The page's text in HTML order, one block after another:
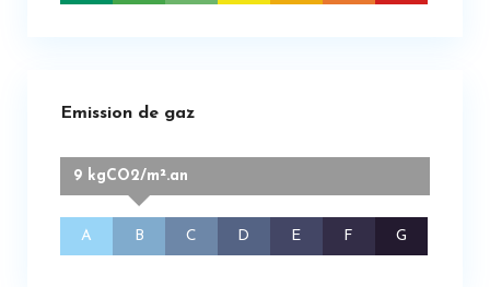
Emission de gaz
A
9 kgCO2/m².an
B C D E F G